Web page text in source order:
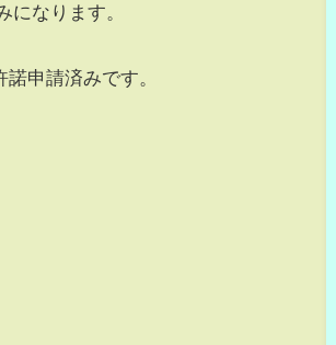
なります。
申請済みです。